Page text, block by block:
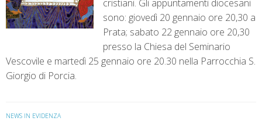
cristiani. Gli appuntamenti diocesani
sono: giovedì 20 gennaio ore 20,30 a
Prata; sabato 22 gennaio ore 20,30
presso la Chiesa del Seminario
Vescovile e martedì 25 gennaio ore 20.30 nella Parrocchia S.
Giorgio di Porcia.
NEWS IN EVIDENZA